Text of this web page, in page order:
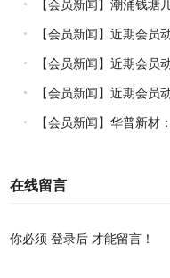
【会员新闻】潮涌钱塘
量
【会员新闻】近期会员
【会员新闻】近期会员
【会员新闻】近期会员
【会员新闻】华普新材
在线留言
你必须登录后 才能留言！